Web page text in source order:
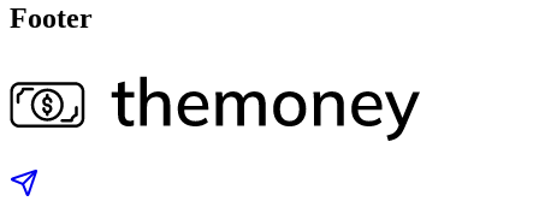
Footer